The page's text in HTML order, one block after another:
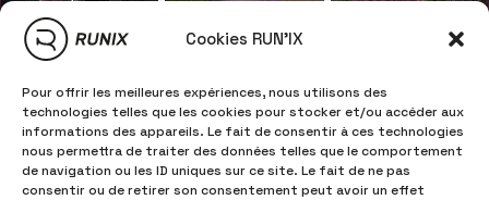
Cookies RUN'IX
Pour offrir les meilleures expériences, nous utilisons des
technologies telles que les cookies pour stocker et/ou accéder aux
informations des appareils. Le fait de consentir à ces technologies
nous permettra de traiter des données telles que le comportement
de navigation ou les ID uniques sur ce site. Le fait de ne pas
consentir ou de retirer son consentement peut avoir un effet